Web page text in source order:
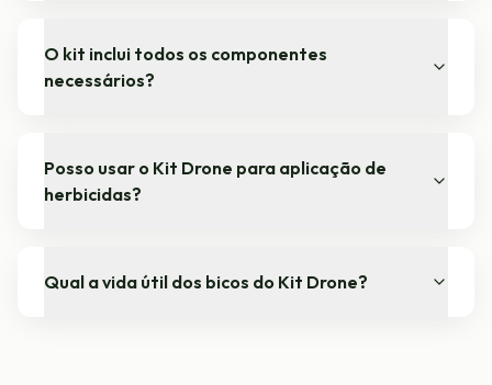
O kit inclui todos os componentes
necessários?
Posso usar o Kit Drone para aplicação de
herbicidas?
Qual a vida útil dos bicos do Kit Drone?